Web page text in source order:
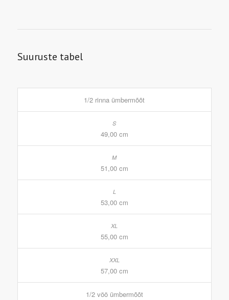
Suuruste tabel
1/2 rinna ümbermõõt
49,00 cm
51,00 cm
53,00 cm
55,00 cm
57,00 cm
1/2 vöö ümbermõõt